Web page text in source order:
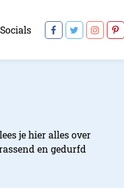
Socials
je hier alles over
en gedurfd